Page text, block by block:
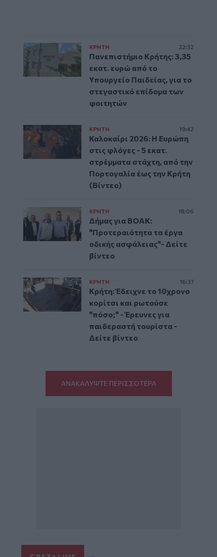
ΚΡΗΤΗ 22:32
Πανεπιστήμιο Κρήτης: 3,35
εκατ. ευρώ από το
Υπουργείο Παιδείας, για το
στεγαστικό επίδομα των
φοιτητών
ΚΡΗΤΗ 19:42
Καλοκαίρι 2026: Η Ευρώπη
στις φλόγες - 5 εκατ.
στρέμματα στάχτη, από την
Πορτογαλία έως την Κρήτη
(Βίντεο)
ΚΡΗΤΗ 18:06
Δήμας για ΒΟΑΚ:
"Προτεραιότητα τα έργα
οδικής ασφάλειας"- Δείτε
βίντεο
ΚΡΗΤΗ 16:37
Κρήτη: Έδειχνε το 10χρονο
κορίτσι και ρωτούσε
"πόσο;" - Έρευνες για
παιδεραστή τουρίστα -
Δείτε βίντεο
ΑΝΑΚΑΛΥΨΤΕ ΠΕΡΙΣΣΟΤΕΡΑ